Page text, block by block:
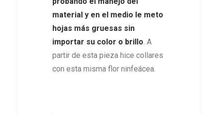
material y en el medio le meto
hojas más gruesas sin
importar su color o brillo. A
partir de esta pieza hice collares
con esta misma flor ninfeácea.